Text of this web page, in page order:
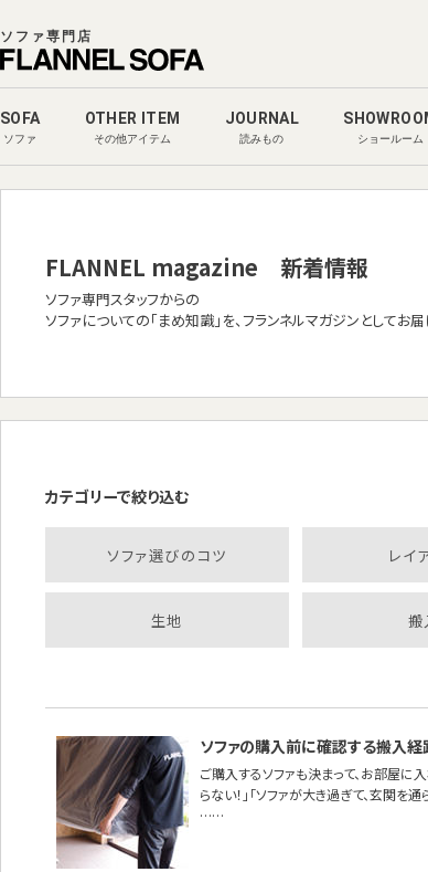
ソファ専門店
SOFA
ソファ
OTHER ITEM
その他アイテム
JOURNAL
読みもの ショールーム
FLANNEL magazine 新着情報
ソファ専門スタッフからの
ソファについての「まめ知識」を、フランネルマガジンとしてお届
カテゴリーで絞り込む
ソファ選びのコツ レイ
生地 搬
ソファの購入前に確認する搬入経
ご購入するソファも決まって、お部屋に
らない！」「ソファが大き過ぎて、玄関を
……